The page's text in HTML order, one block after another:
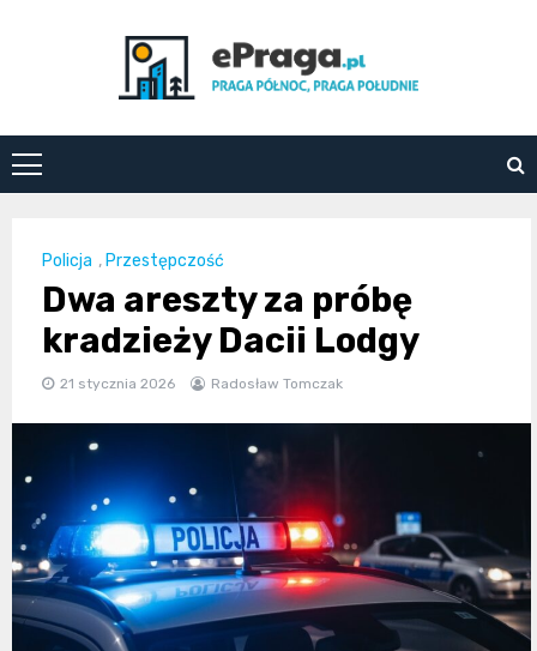
ePraga.pl
Policja , Przestępczość
Dwa areszty za próbę
kradzieży Dacii Lodgy
21 stycznia 2026 Radosław Tomczak